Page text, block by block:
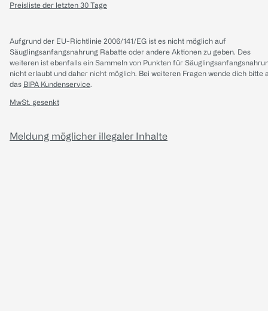
Preisliste der letzten 30 Tage
Aufgrund der EU-Richtlinie 2006/141/EG ist es nicht möglich auf
Säuglingsanfangsnahrung Rabatte oder andere Aktionen zu geben. Des
weiteren ist ebenfalls ein Sammeln von Punkten für
nicht erlaubt und daher nicht möglich. Bei weiteren Fragen wende dich bitte
das BIPA Kundenservice.
MwSt. gesenkt
Meldung möglicher illegaler Inhalte